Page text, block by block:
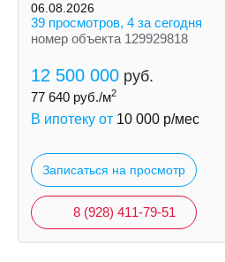
06.08.2026
39 просмотров, 4 за сегодня
номер объекта 129929818
12 500 000 руб.
77 640 руб./м2
В ипотеку от 10 000 р/мес
Записаться на просмотр
8 (928) 411-79-51